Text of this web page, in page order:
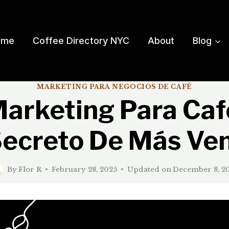
Coffee Directory NYC About Blog
MARKETING PARA NEGOCIOS DE CAFÉ
Para
De Más
ByFlor R February 28, 2025 Updated onDecember 8,